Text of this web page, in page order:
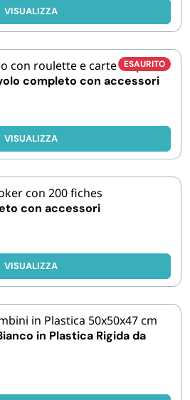
VISUALIZZA
ESAURITO
completo con accessori
VISUALIZZA
con accessori
VISUALIZZA
in Plastica Rigida da